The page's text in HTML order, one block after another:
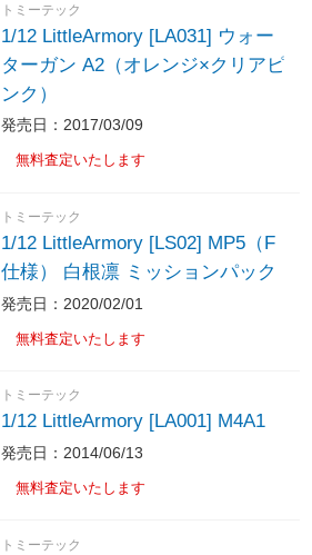
トミーテック
1/12 LittleArmory [LA031] ウォー
ターガン A2（オレンジ×クリアピ
ンク）
発売日：2017/03/09
無料査定いたします
トミーテック
1/12 LittleArmory [LS02] MP5（F
仕様） 白根凛 ミッションパック
発売日：2020/02/01
無料査定いたします
トミーテック
1/12 LittleArmory [LA001] M4A1
発売日：2014/06/13
無料査定いたします
トミーテック